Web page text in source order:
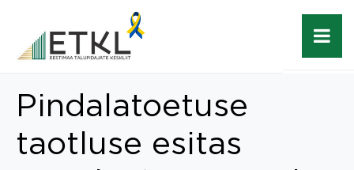
Pindalatoetuse
taotluse esitas